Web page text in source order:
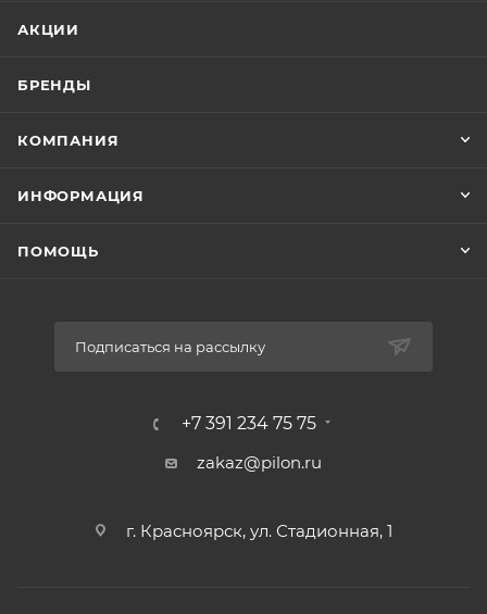
АКЦИИ
БРЕНДЫ
КОМПАНИЯ
ИНФОРМАЦИЯ
ПОМОЩЬ
Подписаться на рассылку
+7 391 234 75 75
zakaz@pilon.ru
г. Красноярск, ул. Стадионная, 1